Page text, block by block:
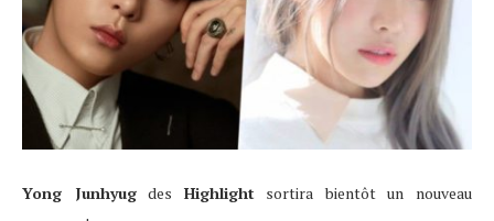
Yong Junhyugdes Highlight sortira bientôt un nouveau